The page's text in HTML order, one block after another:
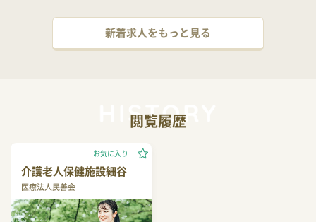
新着求人をもっと見る
閲覧履歴
介護老人保健施設細谷
医療法人民善会
お気に入り